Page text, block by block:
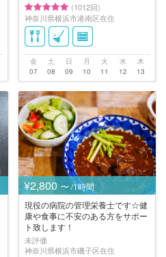
(1012回)
神奈川県横浜市港南区在住
金
07
土
08
日
09
月
10
火
11
水
12
木
13
¥2,800 〜 /1時間
現役の病院の管理栄養士です☆健
康や食事に不安のある方をサポー
ト致します！
未評価
神奈川県横浜市磯子区在住